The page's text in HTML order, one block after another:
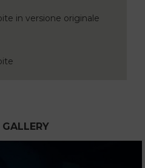
in versione originale